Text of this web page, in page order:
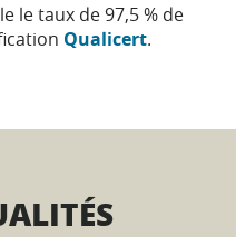
le taux de 97,5 % de
Qualicert.